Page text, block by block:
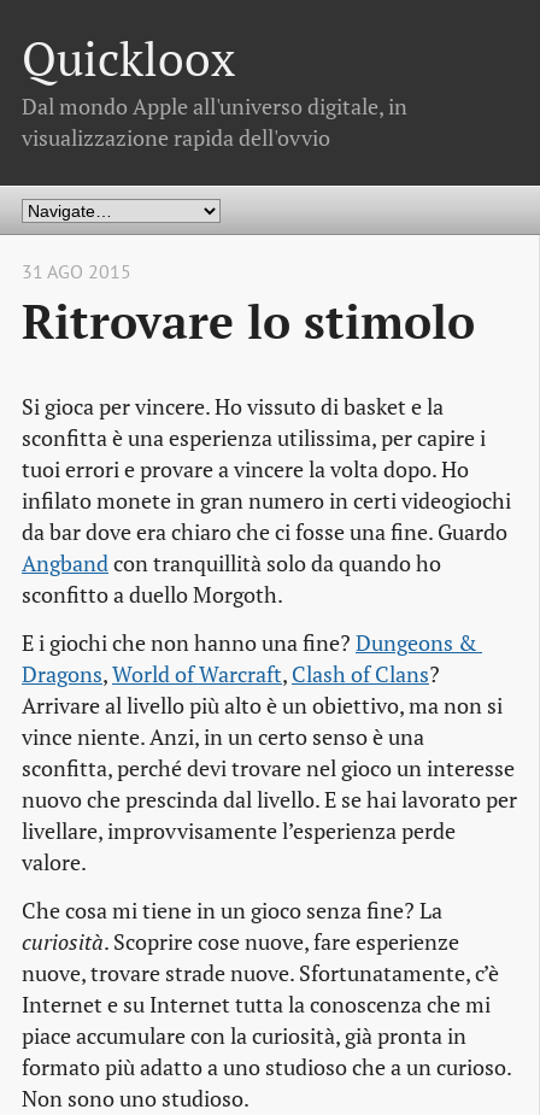
Quickloox
Dal mondo Apple all'universo digitale, in
visualizzazione rapida dell'ovvio
31 AGO 2015
Ritrovare lo stimolo
Si gioca per vincere. Ho vissuto di basket e la
sconfitta è una esperienza utilissima, per capire i
tuoi errori e provare a vincere la volta dopo. Ho
infilato monete in gran numero in certi videogiochi
da bar dove era chiaro che ci fosse una fine. Guardo
Angbandcon tranquillità solo da quando ho
sconfitto a duello Morgoth.
E i giochi che non hanno una fine? Dungeons &
Dragons,World of Warcraft, Clash of Clans?
Arrivare al livello più alto è un obiettivo, ma non si
vince niente. Anzi, in un certo senso è una
sconfitta, perché devi trovare nel gioco un interesse
nuovo che prescinda dal livello. E se hai lavorato per
livellare, improvvisamente l’esperienza perde
valore.
Che cosa mi tiene in un gioco senza fine? La
curiosità. Scoprire cose nuove, fare esperienze
nuove, trovare strade nuove. Sfortunatamente, c’è
Internet e su Internet tutta la conoscenza che mi
piace accumulare con la curiosità, già pronta in
formato più adatto a uno studioso che a un curioso.
Non sono uno studioso.